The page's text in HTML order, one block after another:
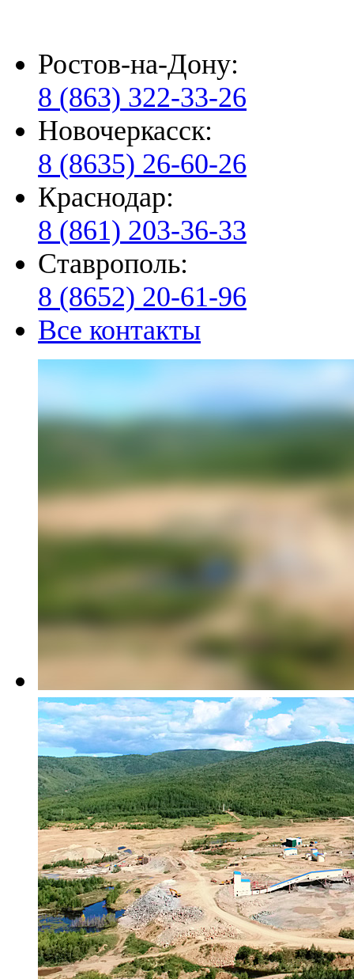
Ростов-на-Дону:
8 (863) 322-33-26
Новочеркасск:
8 (8635) 26-60-26
Краснодар:
8 (861) 203-36-33
Ставрополь:
8 (8652) 20-61-96
Все контакты